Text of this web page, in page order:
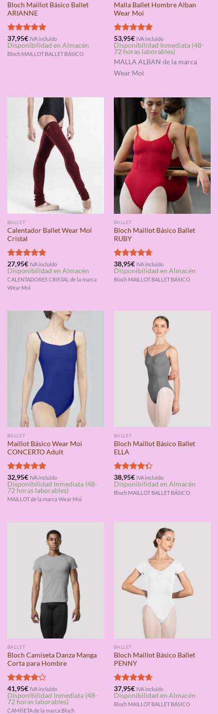
Bloch Maillot Básico Ballet
ARIANNE
Valorado
con5.00
de 5
37,95€ IVA incluido
Disponibilidad en Almacén
Bloch MAILLOT BALLET BÁSICO
Malla Ballet Hombre Alban
Wear Moi
Valorado
con5.00
de 5
53,95€ IVA incluido
Disponibilidad Inmediata (48-
72 horas laborables)
MALLA ALBAN de la marca
Wear Moi
BALLET
Calentador Ballet Wear Moi
Cristal
Valorado
con4.75
de 5
27,95€ IVA incluido
Disponibilidad en Almacén
CALENTADORES CRISTAL de la marca
Wear Moi
BALLET
Bloch Maillot Básico Ballet
RUBY
Valorado
con4.67
de 5
38,95€ IVA incluido
Disponibilidad en Almacén
Bloch MAILLOT BALLET BÁSICO
BALLET
Maillot Básico Wear Moi
CONCERTO Adult
Valorado
con5.00
de 5
32,95€ IVA incluido
Disponibilidad Inmediata (48-
72 horas laborables)
MAILLOT de la marca Wear Moi
BALLET
Bloch Maillot Básico Ballet
ELLA
Valorado
con4.33
de 5
38,95€ IVA incluido
Disponibilidad en Almacén
Bloch MAILLOT BALLET BÁSICO
BALLET
Bloch Camiseta Danza Manga
Corta para Hombre
Valorado
con4.00
de 5
41,95€ IVA incluido
Disponibilidad Inmediata (48-
72 horas laborables)
CAMISETA de la marca Bloch
BALLET
Bloch Maillot Básico Ballet
PENNY
Valorado
con4.67
de 5
37,95€ IVA incluido
Disponibilidad en Almacén
Bloch MAILLOT BALLET BÁSICO